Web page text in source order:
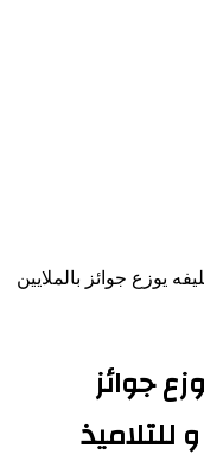
يوزع جوائز بالملايين
جوائز
للتلاميذ